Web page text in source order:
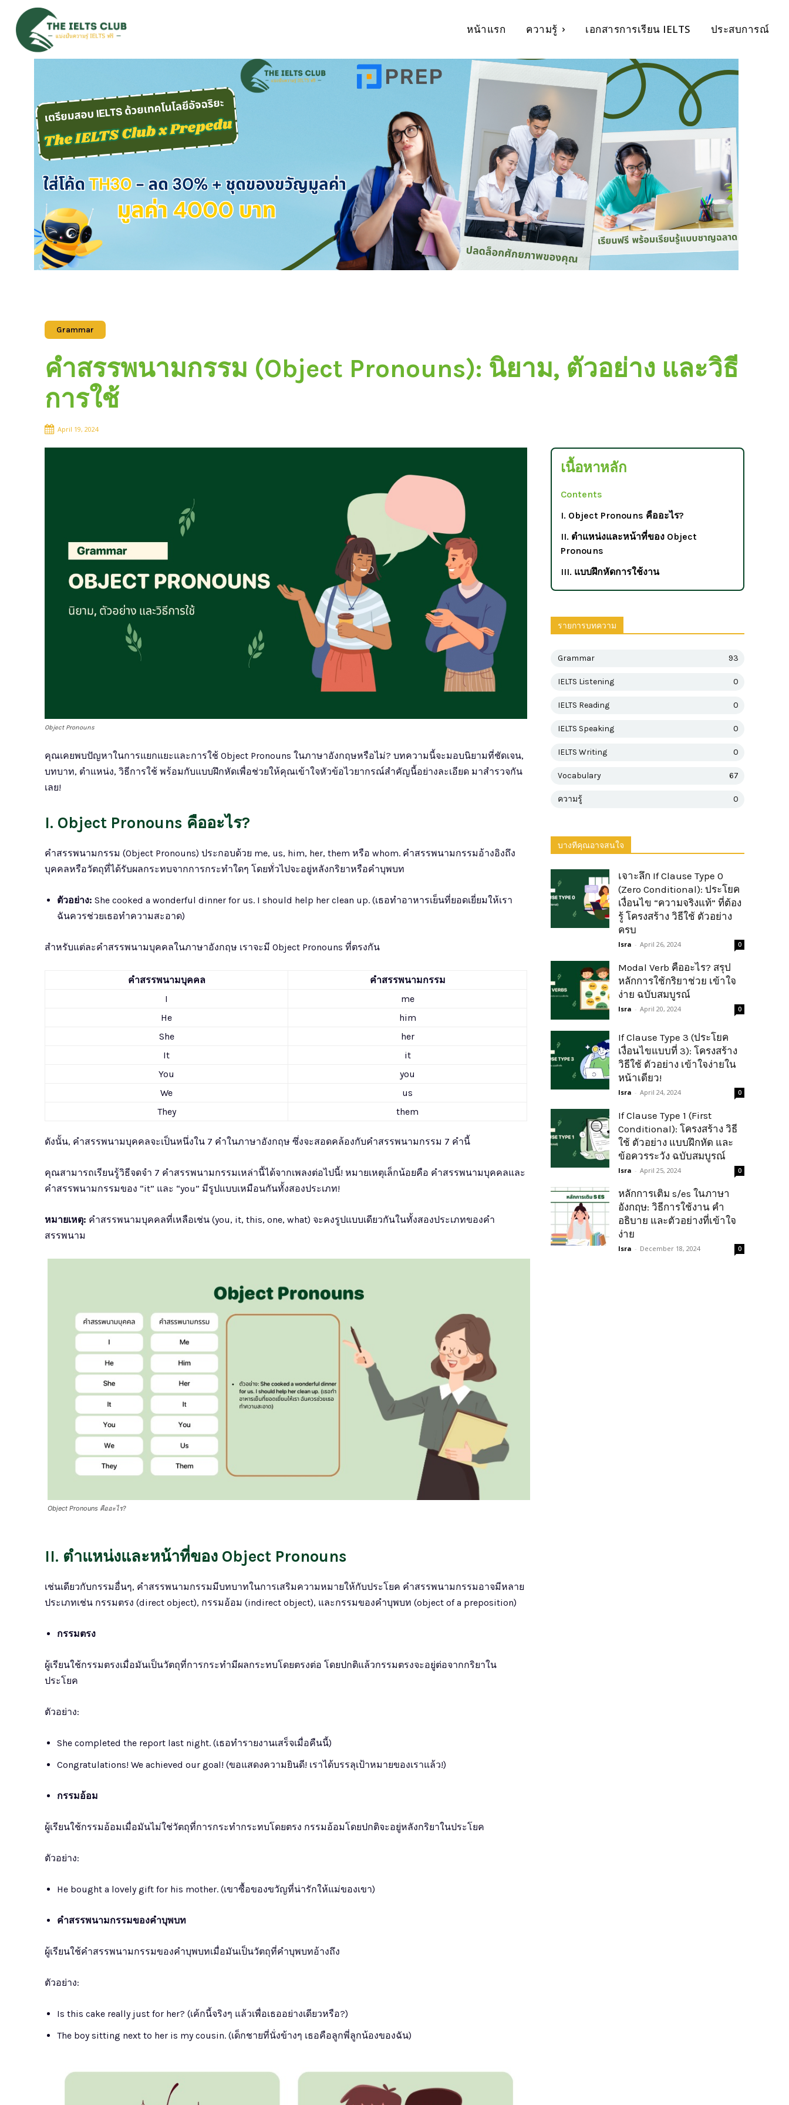
หน้าแรก ความรู้ เอกสารการเรียน IELTS ประสบการณ์
Grammar
คำสรรพนามกรรม (Object Pronouns): นิยาม, ตัวอย่าง และวิธี
การใช้
April 19, 2024
Object Pronouns
คุณเคยพบปัญหาในการแยกแยะและการใช้ Object Pronouns ในภาษาอังกฤษหรือไม่? บทความนี้จะมอบนิยามที่ชัดเจน,
บทบาท, ตำแหน่ง, วิธีการใช้ พร้อมกับแบบฝึกหัดเพื่อช่วยให้คุณเข้าใจหัวข้อไวยากรณ์สำคัญนี้อย่างละเอียด มาสำรวจกัน
เลย!
I. Object Pronouns คืออะไร?
คำสรรพนามกรรม (Object Pronouns) ประกอบด้วย me, us, him, her, them หรือ whom. คำสรรพนามกรรมอ้างอิงถึง
บุคคลหรือวัตถุที่ได้รับผลกระทบจากการกระทำใดๆ โดยทั่วไปจะอยู่หลังกริยาหรือคำบุพบท
ตัวอย่าง: She cooked a wonderful dinner for us. I should help her clean up. (เธอทำอาหารเย็นที่ยอดเยี่ยมให้เรา
ฉันควรช่วยเธอทำความสะอาด)
สำหรับแต่ละคำสรรพนามบุคคลในภาษาอังกฤษ เราจะมี Object Pronouns ที่ตรงกัน
คำสรรพนามบุคคล
คำสรรพนามกรรม
I
me
He
him
She
her
It
it
You
you
We
us
They
them
ดังนั้น, คำสรรพนามบุคคลจะเป็นหนึ่งใน 7 คำในภาษาอังกฤษ ซึ่งจะสอดคล้องกับคำสรรพนามกรรม 7 คำนี้
คุณสามารถเรียนรู้วิธีจดจำ 7 คำสรรพนามกรรมเหล่านี้ได้จากเพลงต่อไปนี้! หมายเหตุเล็กน้อยคือ คำสรรพนามบุคคลและ
คำสรรพนามกรรมของ “it” และ “you” มีรูปแบบเหมือนกันทั้งสองประเภท!
หมายเหตุ: คำสรรพนามบุคคลที่เหลือเช่น (you, it, this, one, what) จะคงรูปแบบเดียวกันในทั้งสองประเภทของคำ
สรรพนาม
Object Pronouns คืออะไร?
II. ตำแหน่งและหน้าที่ของ Object Pronouns
เช่นเดียวกับกรรมอื่นๆ, คำสรรพนามกรรมมีบทบาทในการเสริมความหมายให้กับประโยค คำสรรพนามกรรมอาจมีหลาย
ประเภทเช่น กรรมตรง (direct object), กรรมอ้อม (indirect object), และกรรมของคำบุพบท (object of a preposition)
กรรมตรง
ผู้เรียนใช้กรรมตรงเมื่อมันเป็นวัตถุที่การกระทำมีผลกระทบโดยตรงต่อ โดยปกติแล้วกรรมตรงจะอยู่ต่อจากกริยาใน
ประโยค
ตัวอย่าง:
She completed the report last night. (เธอทำรายงานเสร็จเมื่อคืนนี้)
Congratulations! We achieved our goal! (ขอแสดงความยินดี! เราได้บรรลุเป้าหมายของเราแล้ว!)
กรรมอ้อม
ผู้เรียนใช้กรรมอ้อมเมื่อมันไม่ใช่วัตถุที่การกระทำกระทบโดยตรง กรรมอ้อมโดยปกติจะอยู่หลังกริยาในประโยค
ตัวอย่าง:
He bought a lovely gift for his mother. (เขาซื้อของขวัญที่น่ารักให้แม่ของเขา)
คำสรรพนามกรรมของคำบุพบท
ผู้เรียนใช้คำสรรพนามกรรมของคำบุพบทเมื่อมันเป็นวัตถุที่คำบุพบทอ้างถึง
ตัวอย่าง:
Is this cake really just for her? (เค้กนี้จริงๆ แล้วเพื่อเธออย่างเดียวหรือ?)
The boy sitting next to her is my cousin. (เด็กชายที่นั่งข้างๆ เธอคือลูกพี่ลูกน้องของฉัน)
เนื้อหาหลัก
Contents
I. Object Pronouns คืออะไร?
II. ตำแหน่งและหน้าที่ของ Object
Pronouns
III. แบบฝึกหัดการใช้งาน
รายการบทความ
Grammar 93
IELTS Listening 0
IELTS Reading 0
IELTS Speaking 0
IELTS Writing 0
Vocabulary 67
ความรู้ 0
บางทีคุณอาจสนใจ
เจาะลึก If Clause Type 0
(Zero Conditional): ประโยค
เงื่อนไข “ความจริงแท้” ที่ต้อง
รู้ โครงสร้าง วิธีใช้ ตัวอย่าง
ครบ
Isra - April 26, 2024 0
Modal Verb คืออะไร? สรุป
หลักการใช้กริยาช่วย เข้าใจ
ง่าย ฉบับสมบูรณ์
Isra - April 20, 2024 0
If Clause Type 3 (ประโยค
เงื่อนไขแบบที่ 3): โครงสร้าง
วิธีใช้ ตัวอย่าง เข้าใจง่ายใน
หน้าเดียว!
Isra - April 24, 2024 0
If Clause Type 1 (First
Conditional): โครงสร้าง วิธี
ใช้ ตัวอย่าง แบบฝึกหัด และ
ข้อควรระวัง ฉบับสมบูรณ์
Isra - April 25, 2024 0
หลักการเติม s/es ในภาษา
อังกฤษ: วิธีการใช้งาน คำ
อธิบาย และตัวอย่างที่เข้าใจ
ง่าย
Isra - December 18, 2024 0